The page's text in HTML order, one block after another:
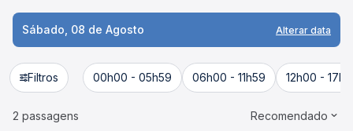
Sábado, 08 de Agosto Alterar data
Filtros 00h00 - 05h59 06h00 - 11h59 12h00 -
2 passagens Recomendado